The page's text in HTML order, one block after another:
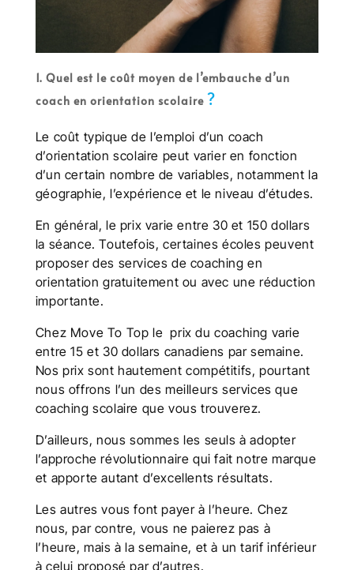
1. Quel est le coût moyen de l’embauche d’un
coach en orientation scolaire ?
Le coût typique de l’emploi d’un coach
d’orientation scolaire peut varier en fonction
d’un certain nombre de variables, notamment la
géographie, l’expérience et le niveau d’études.
En général, le prix varie entre 30 et 150 dollars
la séance. Toutefois, certaines écoles peuvent
proposer des services de coaching en
orientation gratuitement ou avec une réduction
importante.
Chez Move To Top le prix du coaching varie
entre 15 et 30 dollars canadiens par semaine.
Nos prix sont hautement compétitifs, pourtant
nous offrons l’un des meilleurs services que
coaching scolaire que vous trouverez.
D’ailleurs, nous sommes les seuls à adopter
l’approche révolutionnaire qui fait notre marque
et apporte autant d’excellents résultats.
Les autres vous font payer à l’heure. Chez
nous, par contre, vous ne paierez pas à
l’heure, mais à la semaine, et à un tarif inférieur
à celui proposé par d’autres.